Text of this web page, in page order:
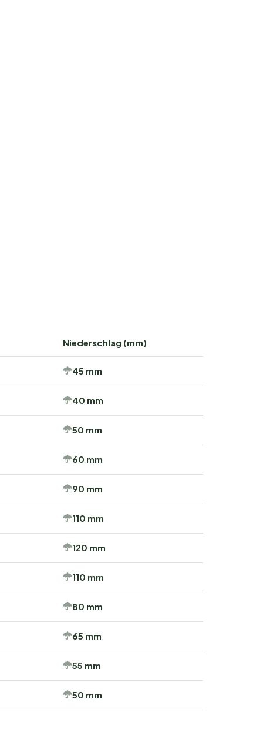
Niederschlag (mm)
45 mm
40 mm
50 mm
60 mm
90 mm
110 mm
120 mm
110 mm
80 mm
65 mm
55 mm
50 mm